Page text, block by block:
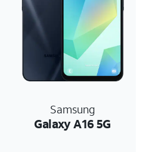
Samsung
Galaxy A16 5G